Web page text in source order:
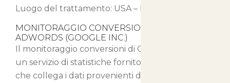
Luogo del trattamento: USA – Privacy Policy
MONITORAGGIO CONVERSIONI DI GOOGLE
ADWORDS (GOOGLE INC.)
Il monitoraggio conversioni di Google AdWords è
un servizio di statistiche fornito da Google Inc.
che collega i dati provenienti dal network di